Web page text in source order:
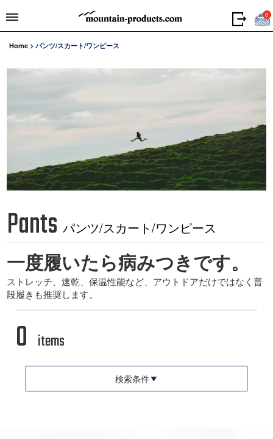
0
Home > パンツ/スカート/ワンピース
Pants パンツ/スカート/ワンピース
一度履いたら病みつきです。
ストレッチ、速乾、保温性能など、アウトドアだけではなく普
段履きも推奨します。
0 items
検索条件